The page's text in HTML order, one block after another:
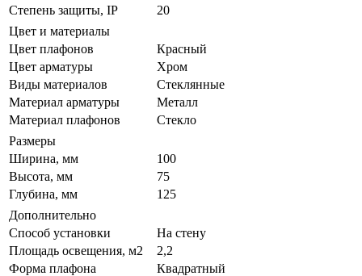
Степень защиты, IP
20
Цвет и материалы
Цвет плафонов
Красный
Цвет арматуры
Хром
Виды материалов
Стеклянные
Материал арматуры
Металл
Материал плафонов
Стекло
Размеры
Ширина, мм
100
Высота, мм
75
Глубина, мм
125
Дополнительно
Способ установки
На стену
Площадь освещения, м2
2,2
Форма плафона
Квадратный